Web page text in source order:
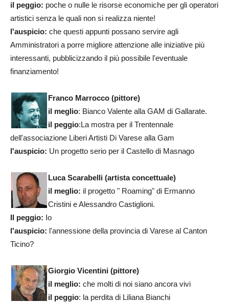
il peggio: poche o nulle le risorse economiche per gli operatori
artistici senza le quali non si realizza niente!
l'auspicio: che questi appunti possano servire agli
Amministratori a porre migliore attenzione alle iniziative più
interessanti, pubblicizzando il più possibile l'eventuale
finanziamento!
Franco Marrocco (pittore)
il meglio: Bianco Valente alla GAM di Gallarate.
il peggio:La mostra per il Trentennale
dell'associazione Liberi Artisti Di Varese alla Gam
l'auspicio: Un progetto serio per il Castello di Masnago
Luca Scarabelli (artista concettuale)
il meglio: il progetto " Roaming" di Ermanno
Cristini e Alessandro Castiglioni.
Il peggio: Io
l'auspicio: l'annessione della provincia di Varese al Canton
Ticino?
Giorgio Vicentini (pittore)
il meglio: che molti di noi siano ancora vivi
il peggio: la perdita di Liliana Bianchi